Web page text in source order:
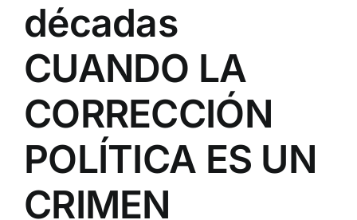
décadas
CUANDO LA
CORRECCIÓN
POLÍTICA ES UN
CRIMEN